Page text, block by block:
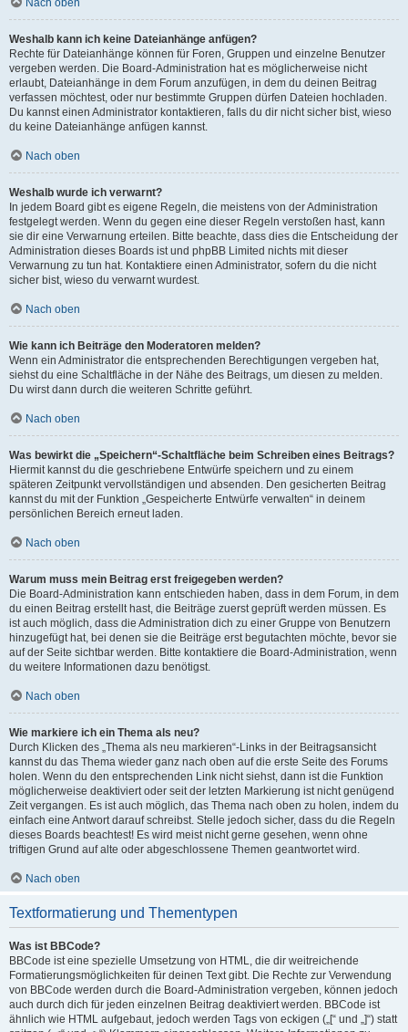
Nach oben
Weshalb kann ich keine Dateianhänge anfügen?
Rechte für Dateianhänge können für Foren, Gruppen und einzelne Benutzer
vergeben werden. Die Board-Administration hat es möglicherweise nicht
erlaubt, Dateianhänge in dem Forum anzufügen, in dem du deinen Beitrag
verfassen möchtest, oder nur bestimmte Gruppen dürfen Dateien hochladen.
Du kannst einen Administrator kontaktieren, falls du dir nicht sicher bist, wieso
du keine Dateianhänge anfügen kannst.
Nach oben
Weshalb wurde ich verwarnt?
In jedem Board gibt es eigene Regeln, die meistens von der Administration
festgelegt werden. Wenn du gegen eine dieser Regeln verstoßen hast, kann
sie dir eine Verwarnung erteilen. Bitte beachte, dass dies die Entscheidung der
Administration dieses Boards ist und phpBB Limited nichts mit dieser
Verwarnung zu tun hat. Kontaktiere einen Administrator, sofern du die nicht
sicher bist, wieso du verwarnt wurdest.
Nach oben
Wie kann ich Beiträge den Moderatoren melden?
Wenn ein Administrator die entsprechenden Berechtigungen vergeben hat,
siehst du eine Schaltfläche in der Nähe des Beitrags, um diesen zu melden.
Du wirst dann durch die weiteren Schritte geführt.
Nach oben
Was bewirkt die „Speichern“-Schaltfläche beim Schreiben eines Beitrags?
Hiermit kannst du die geschriebene Entwürfe speichern und zu einem
späteren Zeitpunkt vervollständigen und absenden. Den gesicherten Beitrag
kannst du mit der Funktion „Gespeicherte Entwürfe verwalten“ in deinem
persönlichen Bereich erneut laden.
Nach oben
Warum muss mein Beitrag erst freigegeben werden?
Die Board-Administration kann entschieden haben, dass in dem Forum, in dem
du einen Beitrag erstellt hast, die Beiträge zuerst geprüft werden müssen. Es
ist auch möglich, dass die Administration dich zu einer Gruppe von Benutzern
hinzugefügt hat, bei denen sie die Beiträge erst begutachten möchte, bevor sie
auf der Seite sichtbar werden. Bitte kontaktiere die Board-Administration, wenn
du weitere Informationen dazu benötigst.
Nach oben
Wie markiere ich ein Thema als neu?
Durch Klicken des „Thema als neu markieren“-Links in der Beitragsansicht
kannst du das Thema wieder ganz nach oben auf die erste Seite des Forums
holen. Wenn du den entsprechenden Link nicht siehst, dann ist die Funktion
möglicherweise deaktiviert oder seit der letzten Markierung ist nicht genügend
Zeit vergangen. Es ist auch möglich, das Thema nach oben zu holen, indem du
einfach eine Antwort darauf schreibst. Stelle jedoch sicher, dass du die Regeln
dieses Boards beachtest! Es wird meist nicht gerne gesehen, wenn ohne
triftigen Grund auf alte oder abgeschlossene Themen geantwortet wird.
Nach oben
Textformatierung und Thementypen
Was ist BBCode?
BBCode ist eine spezielle Umsetzung von HTML, die dir weitreichende
Formatierungsmöglichkeiten für deinen Text gibt. Die Rechte zur Verwendung
von BBCode werden durch die Board-Administration vergeben, können jedoch
auch durch dich für jeden einzelnen Beitrag deaktiviert werden. BBCode ist
ähnlich wie HTML aufgebaut, jedoch werden Tags von eckigen („[“ und „]“) statt